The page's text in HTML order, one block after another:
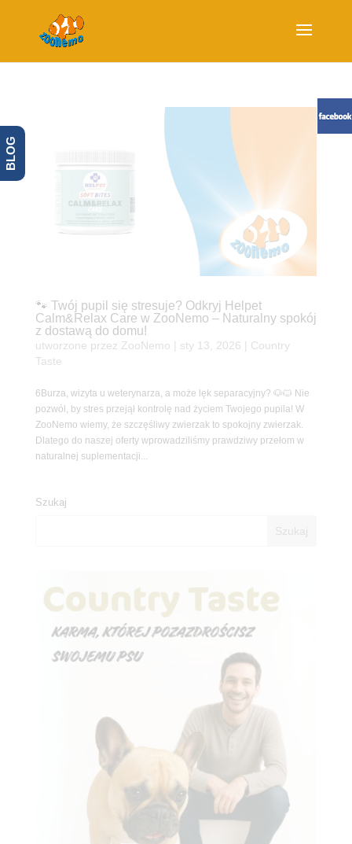
🐾 Twój pupil się stresuje? Odkryj Helpet
Calm&Relax Care w ZooNemo – Naturalny spokój
z dostawą do domu!
utworzone przez ZooNemo sty 13, 2026
Country
Taste
6Burza, wizyta u weterynarza, a może lęk separacyjny? 🐶🐱 Nie
pozwól, by stres przejął kontrolę nad życiem Twojego pupila! W
ZooNemo wiemy, że szczęśliwy zwierzak to spokojny zwierzak.
Dlatego do naszej oferty wprowadziliśmy prawdziwy przełom w
naturalnej suplementacji...
Szukaj
BLOG